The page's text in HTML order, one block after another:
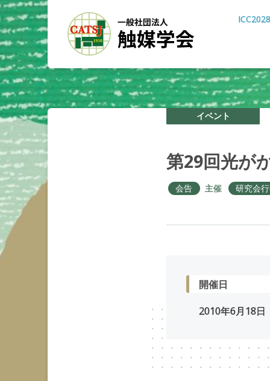
イベント
第29回光が
会告 主催 研究会
開催日
2010年6月18日